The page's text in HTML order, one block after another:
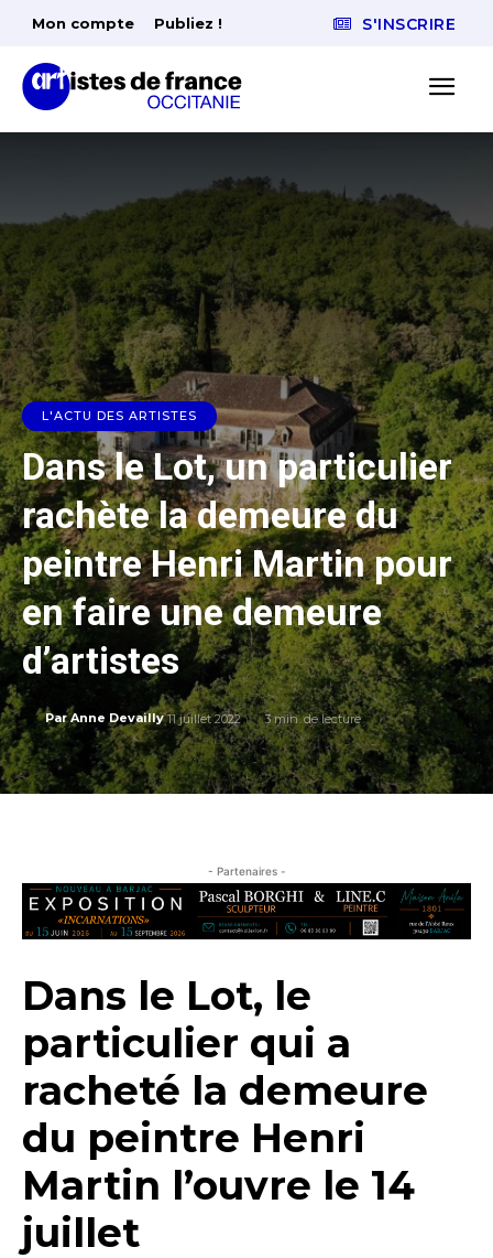
Mon compte Publiez ! S'INSCRIRE
L'ACTU DES ARTISTES
Dans le Lot, un particulier
rachète la demeure du
peintre Henri Martin pour
en faire une demeure
d’artistes
Par Anne Devailly 11 juillet 2022 3min. de lecture
- Partenaires -
Dans le Lot, le
particulier qui a
racheté la demeure
du peintre Henri
Martin l’ouvre le 14
juillet